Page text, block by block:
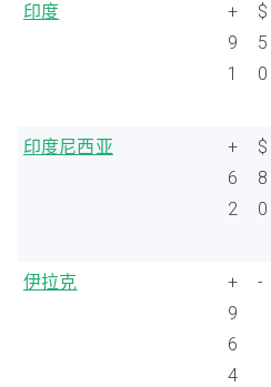
印度
+
9
1
$
5
0
印度尼西亚
+
6
2
$
8
0
伊拉克
+
9
6
4
-